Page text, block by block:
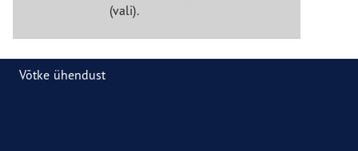
(vali).
Võtke ühendust